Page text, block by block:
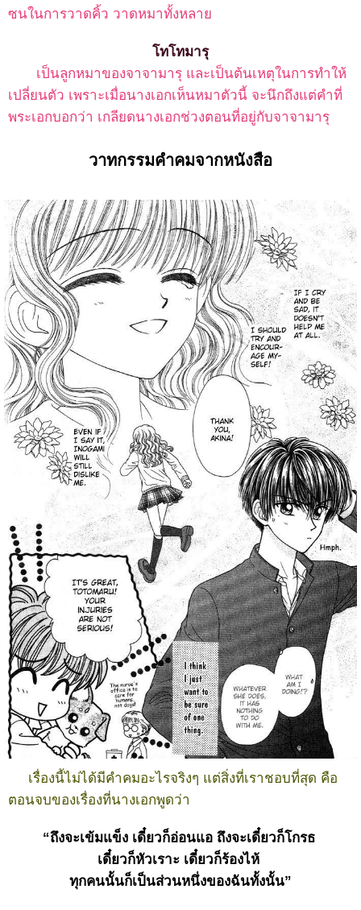
ซนในการวาดคิ้ว วาดหมาทั้งหลาย
โทโทมารุ
เป็นลูกหมาของจาจามารุ และเป็นต้นเหตุในการทำให้
เปลี่ยนตัว เพราะเมื่อนางเอกเห็นหมาตัวนี้ จะนึกถึงแต่คำที่
พระเอกบอกว่า เกลียดนางเอกช่วงตอนที่อยู่กับจาจามารุ
วาทกรรมคำคมจากหนังสือ
เรื่องนี้ไม่ได้มีคำคมอะไรจริงๆ แต่สิ่งที่เราชอบที่สุด คือ
ตอนจบของเรื่องที่นางเอกพูดว่า
“ถึงจะเข้มแข็ง เดี๋ยวก็อ่อนแอ ถึงจะเดี๋ยวก็โกรธ
เดี๋ยวก็หัวเราะ เดี๋ยวก็ร้องไห้
ทุกคนนั้นก็เป็นส่วนหนึ่งของฉันทั้งนั้น”